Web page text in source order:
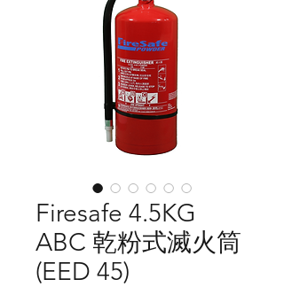
Firesafe 4.5KG
ABC 乾粉式滅火筒
(EED 45)